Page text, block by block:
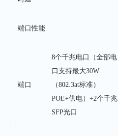
端口性能
端口
8个千兆电口（全部电
口支持最大30W
（802.3at标准）
POE+供电）+2个千兆
SFP光口